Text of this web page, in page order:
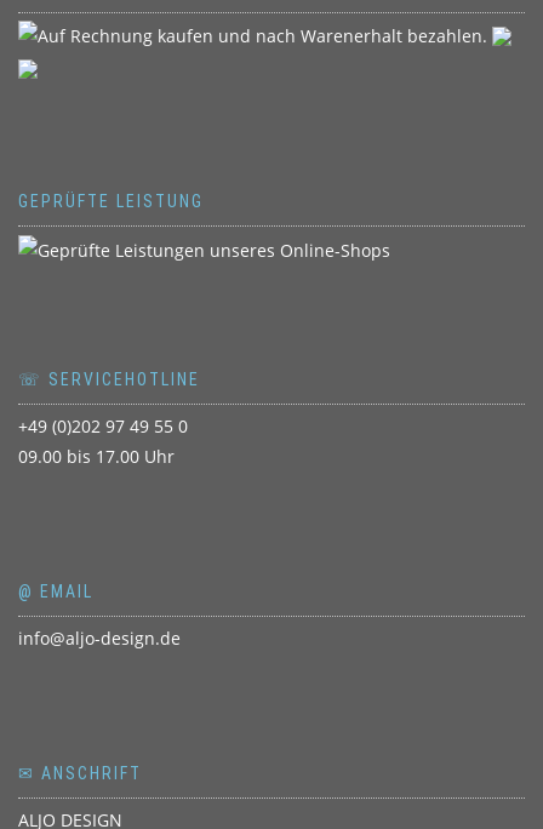
GEPRÜFTE LEISTUNG
☏ SERVICEHOTLINE
+49 (0)202 97 49 55 0
09.00 bis 17.00 Uhr
@ EMAIL
info@aljo-design.de
✉ ANSCHRIFT
ALJO DESIGN